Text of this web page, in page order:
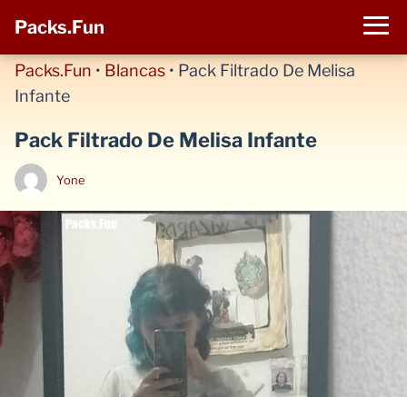
Packs.Fun
Packs.Fun • Blancas • Pack Filtrado De Melisa
Infante
Pack Filtrado De Melisa Infante
Yone